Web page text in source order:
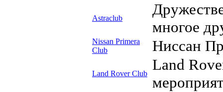
Astraclub
многое
Nissan Primera
Club
Ниссан
Land Rover Club
Land